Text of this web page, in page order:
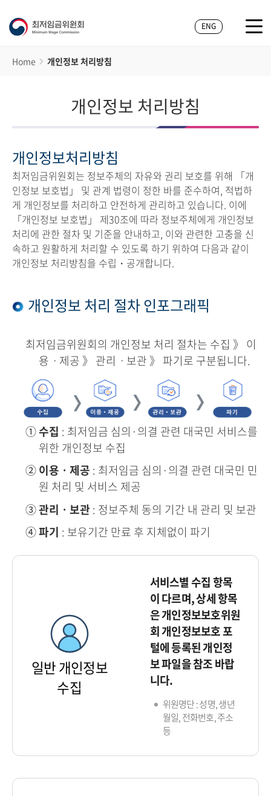
ENG
Home 개인정보 처리방침
개인정보 처리방침
개인정보처리방침
최저임금위원회는 정보주체의 자유와 권리 보호를 위해 「개
인정보 보호법」 및 관계 법령이 정한 바를 준수하여, 적법하
게 개인정보를 처리하고 안전하게 관리하고 있습니다. 이에
「개인정보 보호법」 제30조에 따라 정보주체에게 개인정보
처리에 관한 절차 및 기준을 안내하고, 이와 관련한 고충을 신
속하고 원활하게 처리할 수 있도록 하기 위하여 다음과 같이
개인정보 처리방침을 수립・공개합니다.
개인정보 처리 절차 인포그래픽
최저임금위원회의 개인정보 처리 절차는 수집 》 이
용ㆍ제공 》 관리ㆍ보관 》 파기로 구분됩니다.
①수집 : 최저임금 심의·의결 관련 대국민 서비스를
위한 개인정보 수집
② 이용ㆍ제공 : 최저임금 심의·의결 관련 대국민 민
원 처리 및 서비스 제공
③관리ㆍ보관 : 정보주체 동의 기간 내 관리 및 보관
④파기 : 보유기간 만료 후 지체없이 파기
일반 개인정보
수집
서비스별 수집 항목
이 다르며, 상세 항목
은 개인정보보호위원
회 개인정보보호 포
털에 등록된 개인정
보 파일을 참조 바랍
니다.
위원명단 : 성명, 생년
월일, 전화번호, 주소
등